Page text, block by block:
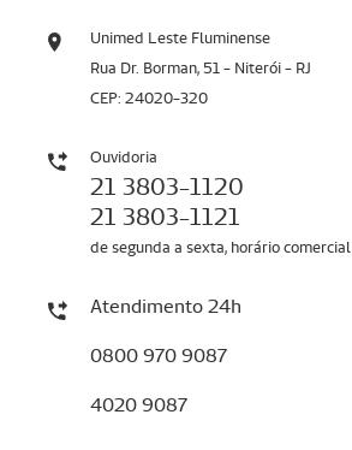
Unimed Leste Fluminense
Rua Dr. Borman, 51 - Niterói - RJ
CEP: 24020-320
Ouvidoria
21 3803-1120
21 3803-1121
de segunda a sexta, horário comercial
Atendimento 24h
0800 970 9087
4020 9087